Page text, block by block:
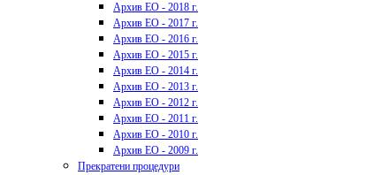
Архив ЕО - 2018 г.
Архив ЕО - 2017 г.
Архив ЕО - 2016 г.
Архив ЕО - 2015 г.
Архив ЕО - 2014 г.
Архив ЕО - 2013 г.
Архив ЕО - 2012 г.
Архив ЕО - 2011 г.
Архив ЕО - 2010 г.
Архив ЕО - 2009 г.
Прекратени процедури